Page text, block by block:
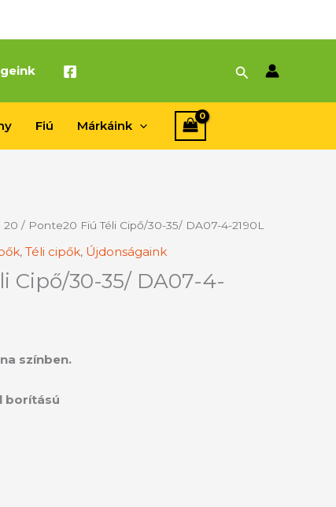
Search
Fiú Márkáink
20 / Ponte20 Fiú Téli Cipő/30-35/ DA07-4-2190L
, Téli cipők, Újdonságaink
Cipő/30-35/ DA07-4-
színben.
borítású